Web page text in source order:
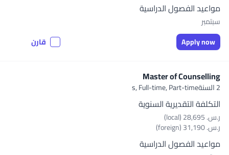
مواعيد الفصول الدراسية
سبتمبر
Apply now
قارن
Master of Counselling
2 السنةs, Full-time, Part-time
التكلفة التقديرية السنوية
ر.س.‏ 28,695 (local)
ر.س.‏ 31,190 (foreign)
مواعيد الفصول الدراسية